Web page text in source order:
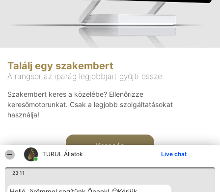
TURUL Állatok Live chat
23:11
Találj egy szakembert
A rangsor az iparág legjobbjait gyűjti össze
Szakembert keres a közelébe? Ellenőrizze
keresőmotorunkat. Csak a legjobb szolgáltatásokat
használja!
Keresés